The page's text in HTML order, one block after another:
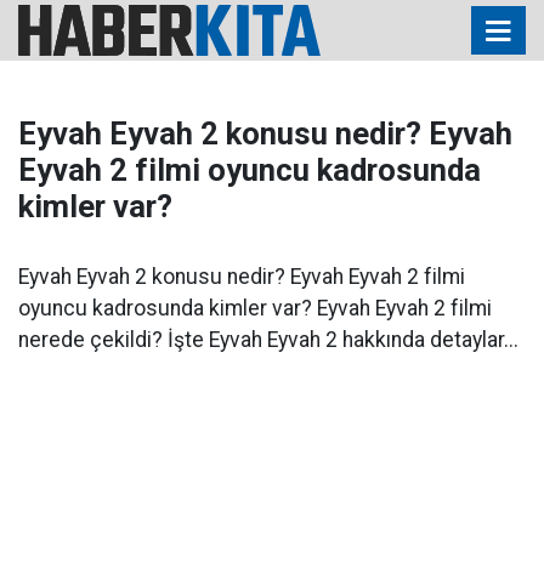
Eyvah Eyvah 2 konusu nedir? Eyvah
Eyvah 2 filmi oyuncu kadrosunda
kimler var?
Eyvah Eyvah 2 konusu nedir? Eyvah Eyvah 2 filmi
oyuncu kadrosunda kimler var? Eyvah Eyvah 2 filmi
nerede çekildi? İşte Eyvah Eyvah 2 hakkında detaylar...